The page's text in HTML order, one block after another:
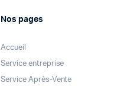
Nos pages
Accueil
Service entreprise
Service Après-Vente